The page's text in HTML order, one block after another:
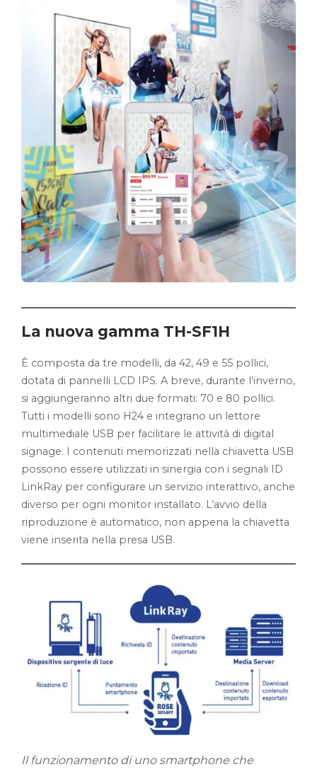
La nuova gamma TH-SF1H
È composta da tre modelli, da 42, 49 e 55 pollici,
dotata di pannelli LCD IPS. A breve, durante l’inverno,
si aggiungeranno altri due formati: 70 e 80 pollici.
Tutti i modelli sono H24 e integrano un lettore
multimediale USB per facilitare le attività di digital
signage. I contenuti memorizzati nella chiavetta USB
possono essere utilizzati in sinergia con i segnali ID
LinkRay per configurare un servizio interattivo, anche
diverso per ogni monitor installato. L’avvio della
riproduzione è automatico, non appena la chiavetta
viene inserita nella presa USB.
Il funzionamento di uno smartphone che